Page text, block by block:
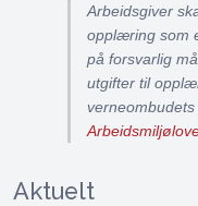
Arbeidsgiver
opplæring som
på forsvarlig
utgifter til
verneombudets
Aktuelt